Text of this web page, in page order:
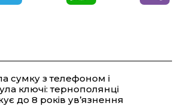
e t
сумку з телефоном і
ключі: тернополянці
до 8 років ув’язнення